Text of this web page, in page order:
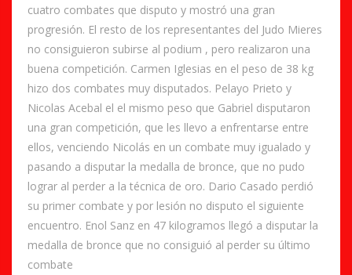
cuatro combates que disputo y mostró una gran
progresión. El resto de los representantes del Judo Mieres
no consiguieron subirse al podium , pero realizaron una
buena competición. Carmen Iglesias en el peso de 38 kg
hizo dos combates muy disputados. Pelayo Prieto y
Nicolas Acebal el el mismo peso que Gabriel disputaron
una gran competición, que les llevo a enfrentarse entre
ellos, venciendo Nicolás en un combate muy igualado y
pasando a disputar la medalla de bronce, que no pudo
lograr al perder a la técnica de oro. Dario Casado perdió
su primer combate y por lesión no disputo el siguiente
encuentro. Enol Sanz en 47 kilogramos llegó a disputar la
medalla de bronce que no consiguió al perder su último
combate